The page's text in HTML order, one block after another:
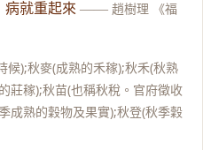
病就重起來 —— 趙樹理 《福
候);秋麥(成熟的禾稼);秋禾(秋熟
莊稼);秋苗(也稱秋稅。官府徵收
成熟的穀物及果實);秋登(秋季穀